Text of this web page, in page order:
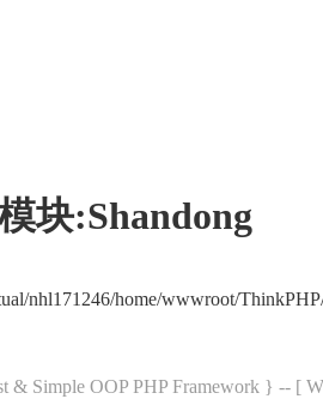
块:Shandong
nhl171246/home/wwwroot/
& Simple OOP PHP Framework } -- [